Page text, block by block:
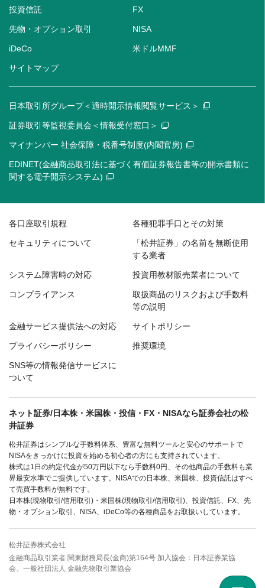
投資信託 FX
先物・オプション取引 NISA
iDeCo 米ドルMMF
サイトマップ
日本取引所グループ＜適時開示情報閲覧サービス＞
証券取引等監視委員会＜情報受付窓口＞
マイナンバー 社会保障・税番号制度(内閣官房)
EDINET(金融商品取引法に基づく有価証券報告書等の開示書類に
関する電子開示システム)
各口座取引規程 各種犯罪手口とその対策
セキュリティについて
「松井証券」の名前を無断使用
する業者
システム障害時の対応 投資用教材販売業者について
コンプライアンス
取扱商品のリスクおよび手数料
等の説明
金融サービス提供法への対応 サイトポリシー
プライバシーポリシー 推奨環境
SNS等の情報発信サービスに
ついて
ネット証券/日本株・米国株・投信・FX・NISAなら証券会社の松
井証券
松井証券はシンプルな手数料体系、豊富な無料ツールと安心のサポートで
NISAをきっかけに投資を始める初心者の方にも支持されています。
株式は1日の約定代金が50万円以下なら手数料0円、その他商品の手数料も業
界最安水準でご提供しています。NISAでの日本株、米国株、投資信託はすべ
て売買手数料が無料です。
日本株(現物取引/信用取引)・米国株(現物取引/信用取引)、投資信託、FX、先
物・オプション取引、NISA、iDeCo等の各種商品をお取扱いしています。
松井証券株式会社
金融商品取引業者 関東財務局長(金商)第164号 加入協会：日本証券業協
会、一般社団法人 金融先物取引業協会